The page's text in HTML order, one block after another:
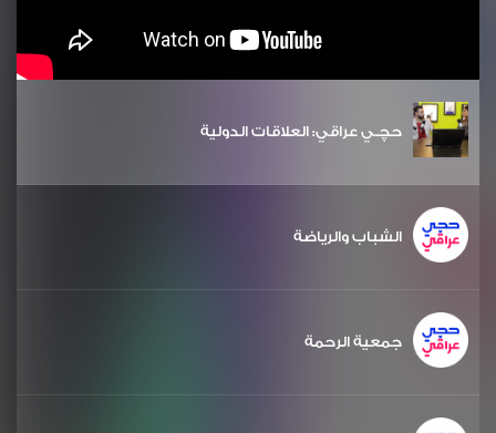
حچـي عراقي: العلاقات الدولية
الشباب والرياضة
جمعية الرحمة